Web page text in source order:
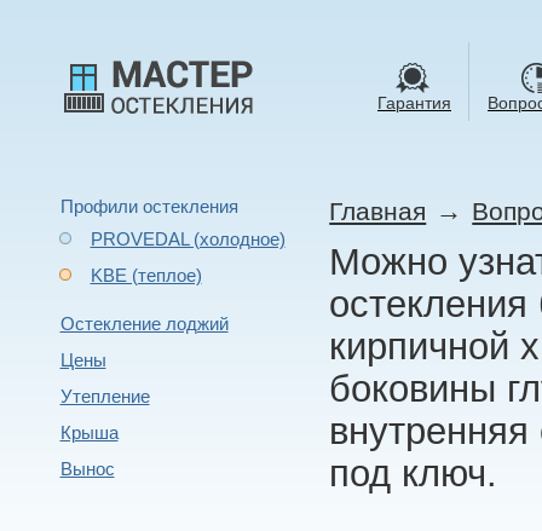
Гарантия
Профили остекления
PROVEDAL (холодное)
KBE (теплое)
Остекление лоджий
Цены
Утепление
Крыша
Вынос
Главная →
Можно
кирпичной
боковины
внутренняя
под ключ.